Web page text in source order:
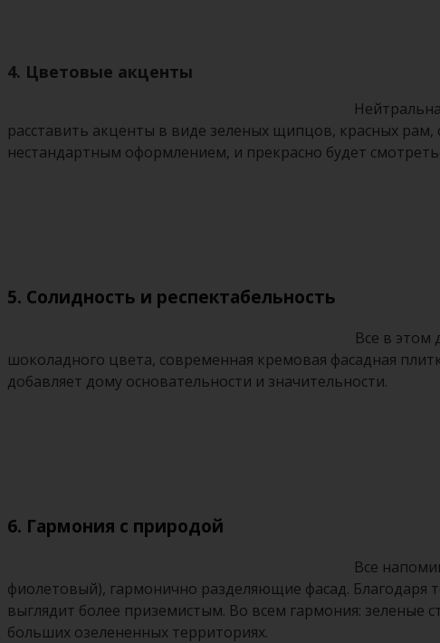
4. Цветовые акценты
расставить акценты в виде зеленых щипцов, красных рам,
нестандартным оформлением, и прекрасно будет
5. Солидность и респектабельность
Все в этом
шоколадного цвета, современная кремовая фасадная
добавляет дому основательности и значительности.
6. Гармония с природой
Все
фиолетовый), гармонично разделяющие фасад.
выглядит более приземистым. Во всем гармония: зеленые
больших озелененных территориях.